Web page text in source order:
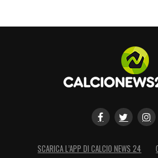
SCARICA L’APP DI CALCIO NEWS 24